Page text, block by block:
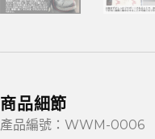
商品細節
產品編號：WWM-0006